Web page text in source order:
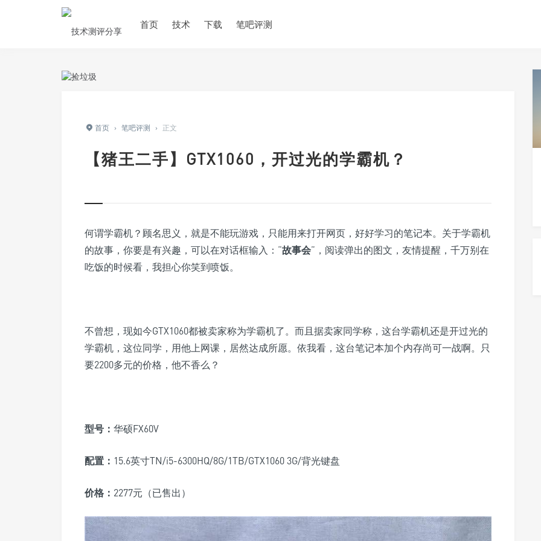
首页 技术 下载 笔吧评测
首页 › 笔吧评测 › 正文
【猪王二手】GTX1060，开过光的学霸机？
何谓学霸机？顾名思义，就是不能玩游戏，只能用来打开网页，好好学习的笔记本。关于学霸机
的故事，你要是有兴趣，可以在对话框输入：“故事会”，阅读弹出的图文，友情提醒，千万别在
吃饭的时候看，我担心你笑到喷饭。
不曾想，现如今GTX1060都被卖家称为学霸机了。而且据卖家同学称，这台学霸机还是开过光的
学霸机，这位同学，用他上网课，居然达成所愿。 依我看，这台笔记本加个内存尚可一战啊。只
要2200多元的价格，他不香么？
型号 ： 华硕FX60V
配置： 15.6英寸TN/i5-6300HQ/8G/1TB/GTX1060 3G/背光键盘
价格： 2277元 （已售出）